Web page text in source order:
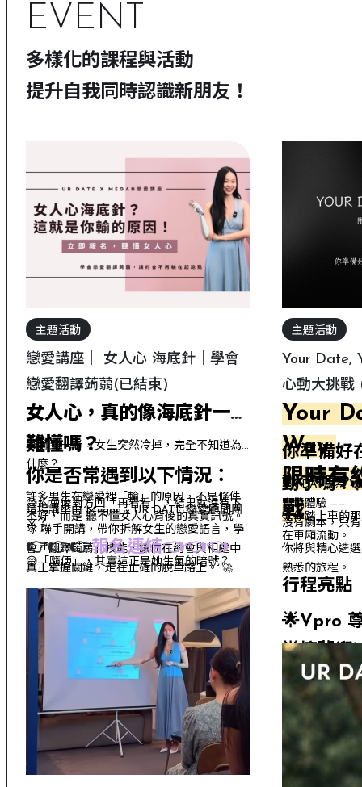
EVENT
多樣化的課程與活動
提升自我同時認識新朋友！
主題活動
戀愛講座｜ 女人心 海底針｜學會
戀愛翻譯蒟蒻(已結束)
女人心，真的像海底針一樣
難懂嗎？
你是否常遇到以下情況：
😅聊到一半，女生突然冷掉，完全不知道為
什麼？
😅約會後對方回「再看看」，結果就沒有下
文？
😅「隨便」，其實這正是她生氣的暗號？
許多男生在戀愛裡「輸」的原因，不是條件
不好，而是 聽不懂女人心背後的真實訊號。
這場講座由 Megan × UR DATE 戀愛顧問團
隊 聯手開講， 帶你拆解女生的戀愛語言， 學
會「翻譯蒟蒻」技能，讓你在約會與相處中
真正掌握關鍵，走在正確的脫單路上。 🚀
👉👉👉報名連結👈👈👈
主題活動
Your Date,
心動大挑戰
Your
Way
限時有
戰
你準備好
動了嗎？
UR DATE 為
實境體驗 ——
沒有劇本，只
從你踏上車的
在車廂流動。
你將與精心遴
熟悉的旅程。
行程亮點
🌟Vpro
🌟懷舊溜
古漫步約
🌟景觀餐
🌟四對四
任務